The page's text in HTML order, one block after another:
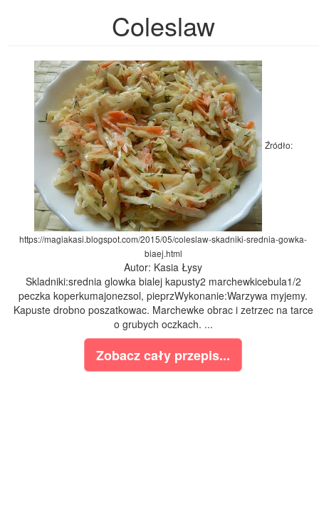
Coleslaw
Źródło:
https://magiakasi.blogspot.com/2015/05/coleslaw-skadniki-srednia-gowka-
biaej.html
Autor: Kasia Łysy
Skladniki:srednia glowka bialej kapusty2 marchewkicebula1/2
peczka koperkumajonezsol, pieprzWykonanie:Warzywa myjemy.
Kapuste drobno poszatkowac. Marchewke obrac i zetrzec na tarce
o grubych oczkach. ...
Zobacz cały przepis...